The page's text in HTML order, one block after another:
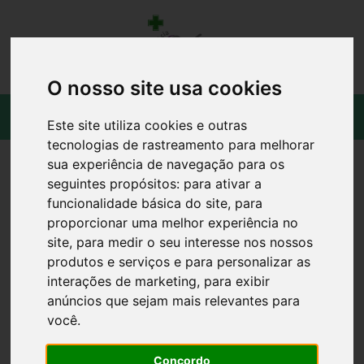
O nosso site usa cookies
Este site utiliza cookies e outras
tecnologias de rastreamento para melhorar
sua experiência de navegação para os
seguintes propósitos: para ativar a
funcionalidade básica do site, para
proporcionar uma melhor experiência no
site, para medir o seu interesse nos nossos
produtos e serviços e para personalizar as
interações de marketing, para exibir
anúncios que sejam mais relevantes para
você.
Concordo